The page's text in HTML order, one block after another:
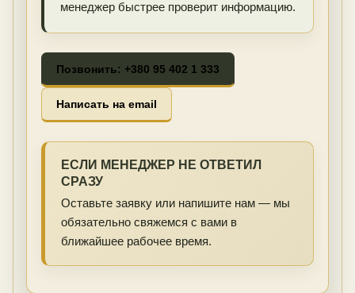
менеджер быстрее проверит информацию.
Позвонить: +380 95 402 1 333
Написать на email
ЕСЛИ МЕНЕДЖЕР НЕ ОТВЕТИЛ
СРАЗУ
Оставьте заявку или напишите нам — мы
обязательно свяжемся с вами в
ближайшее рабочее время.